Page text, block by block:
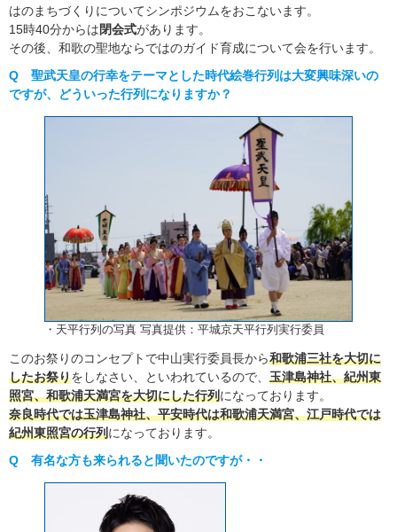
はのまちづくりについてシンポジウムをおこないます。
15時40分からは閉会式があります。
その後、和歌の聖地ならではのガイド育成について会を行います。
Q 聖武天皇の行幸をテーマとした時代絵巻行列は大変興味深いの
ですが、どういった行列になりますか？
・天平行列の写真 写真提供：平城京天平行列実行委員
このお祭りのコンセプトで中山実行委員長から和歌浦三社を大切に
したお祭りをしなさい、といわれているので、 玉津島神社、紀州東
照宮、和歌浦天満宮を大切にした行列になっております。
奈良時代では玉津島神社、平安時代は和歌浦天満宮、江戸時代では
紀州東照宮の行列になっております。
Q 有名な方も来られると聞いたのですが・・